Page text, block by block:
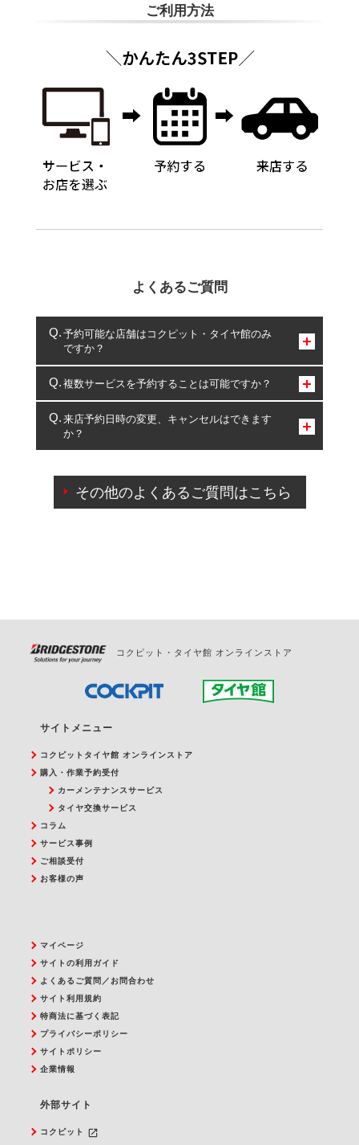
ご利用方法
よくあるご質問
予約可能な店舗はコクピット・タイヤ館のみ
ですか？
コクピット・タイヤ館のみとなります。
複数サービスを予約することは可能ですか？
複数サービスのご予約は可能です。
一部の商品・サービスの組み合わせに限り、同時にご予約が
出来ないものもございます。
来店予約日時の変更、キャンセルはできます
か？
ご来店予約日の3営業日前を過ぎている場合のご予約
の日時変更につきましては、直接ご予約の店舗まで
その他のよくあるご質問はこちら
コクピット・タイヤ館 オンラインストア
サイトメニュー
コクピットタイヤ館 オンラインストア
購入・作業予約受付
カーメンテナンスサービス
タイヤ交換サービス
コラム
サービス事例
ご相談受付
お客様の声
マイページ
サイトの利用ガイド
よくあるご質問／お問合わせ
サイト利用規約
特商法に基づく表記
プライバシーポリシー
サイトポリシー
企業情報
外部サイト
コクピット
launch